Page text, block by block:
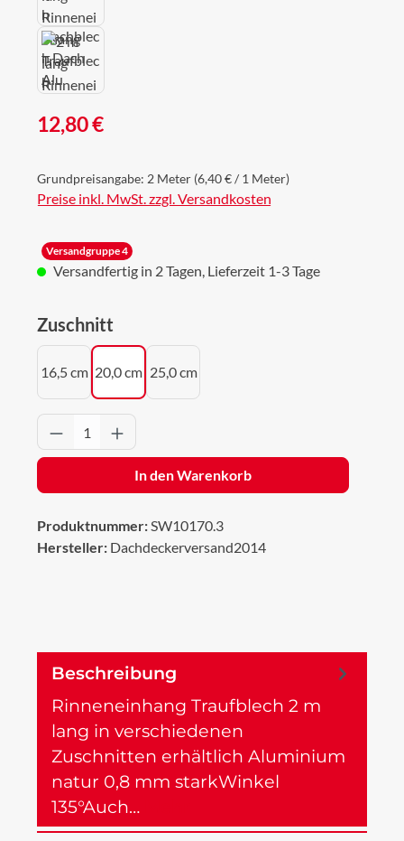
Regulärer Preis:
12,80 €
Grundpreisangabe: 2 Meter (6,40 € / 1 Meter)
Preise inkl. MwSt. zzgl. Versandkosten
Versandgruppe 4
Versandfertig in 2 Tagen, Lieferzeit 1-3 Tage
Zuschnitt
16,5 cm 20,0 cm 25,0 cm
Produkt Anzahl: Gib den gewünschten
In den Warenkorb
Produktnummer:SW10170.3
Hersteller: Dachdeckerversand2014
Beschreibung
Rinneneinhang Traufblech 2 m
lang in verschiedenen
Zuschnitten erhältlich Aluminium
natur 0,8 mm starkWinkel
135°Auch…